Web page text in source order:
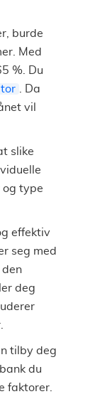
burde
Med
%. Du
. Da
vil
slike
og type
effektiv
seg med
den
deg
tilby deg
du
faktorer.